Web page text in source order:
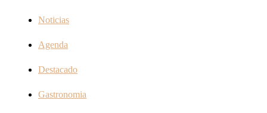
Noticias
Agenda
Destacado
Gastronomia